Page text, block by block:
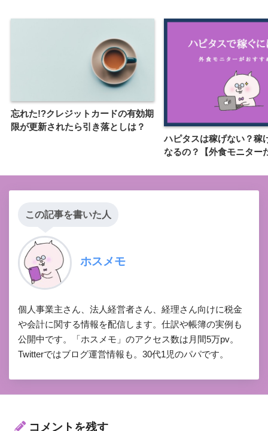
忘れた!?クレジットカードの有効期
限が更新されたら引き落としは？
ハピタスは稼げない？稼
なるの？【外食モニター
この記事を書いた人
ホスメモ
個人事業主さん、法人経営者さん、経理さん向けに税金
や会計に関する情報を配信します。仕訳や帳簿の実例も
公開中です。「ホスメモ」のアクセス数は月間5万pv。
Twitterではブログ運営情報も。30代1児のパパです。
コメントを残す